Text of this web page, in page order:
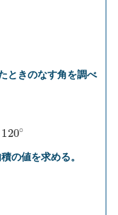
ときのなす角を調べ
120∘
の値を求める。